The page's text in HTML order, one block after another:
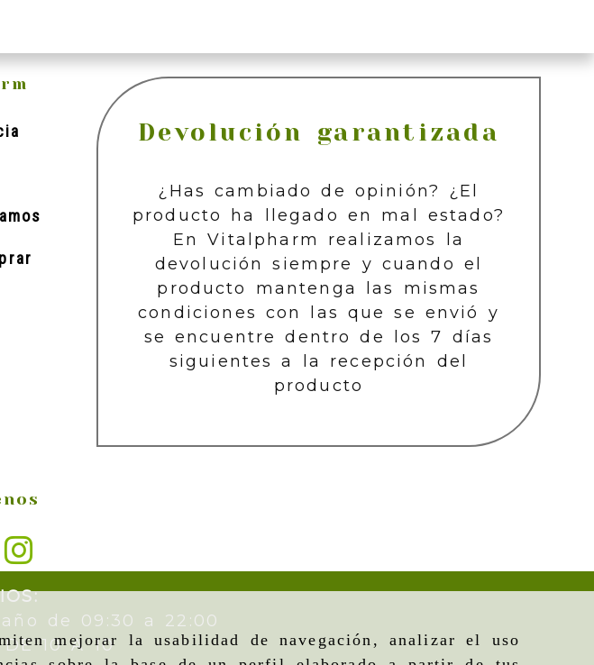
mejorar la usabilidad de navegación, analizar el uso
Devolución garantizada
¿Has cambiado de opinión? ¿El
producto ha llegado en mal estado?
En Vitalpharm realizamos la
devolución siempre y cuando el
producto mantenga las mismas
condiciones con las que se envió y
se encuentre dentro de los 7 días
siguientes a la recepción del
producto
de 09:30 a 22:00
DE 10 A 10